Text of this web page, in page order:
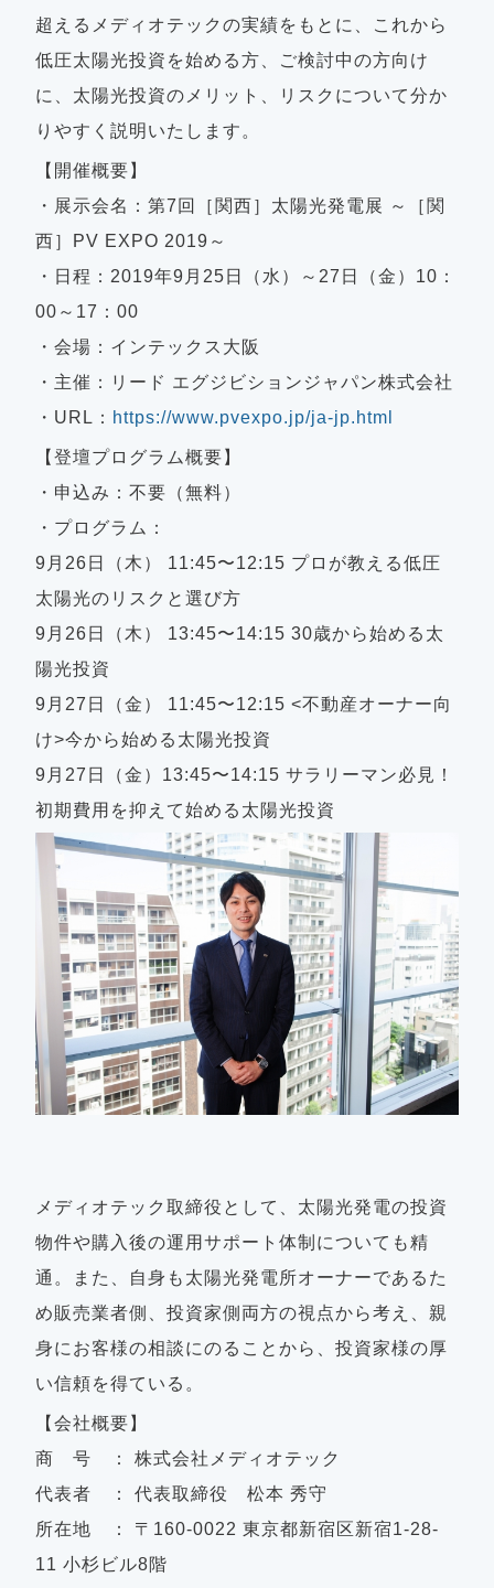
超えるメディオテックの実績をもとに、これから
低圧太陽光投資を始める方、ご検討中の方向け
に、太陽光投資のメリット、リスクについて分か
りやすく説明いたします。
【 開催概要】
・展示会名： 第7回［関西］太陽光発電展 ～［関
西］PV EXPO 2019～
・日程：2019年9月25日（水）～27日（金）10：
00～17：00
・会場：インテックス大阪
・主催：リード エグジビションジャパン株式会社
・URL： https://www.pvexpo.jp/ja-jp.html
【登壇プログラム概要】
・申込み：不要（無料）
・プログラム：
9月26日（木） 11:45〜12:15 プロが教える低圧
太陽光のリスクと選び方
9月26日（木） 13:45〜14:15 30歳から始める太
陽光投資
9月27日（金） 11:45〜12:15 <不動産オーナー向
け>今から始める太陽光投資
9月27日（金）13:45〜14:15 サラリーマン必見！
初期費用を抑えて始める太陽光投資
メディオテック取締役として、太陽光発電の投資
物件や購入後の運用サポート体制についても精
通。また、自身も太陽光発電所オーナーであるた
め販売業者側、投資家側両方の視点から考え、親
身にお客様の相談にのることから、投資家様の厚
い信頼を得ている。
【会社概要】
商 号 ： 株式会社メディオテック
代表者 ： 代表取締役 松本 秀守
所在地 ： 〒160-0022 東京都新宿区新宿1-28-
11 小杉ビル8階